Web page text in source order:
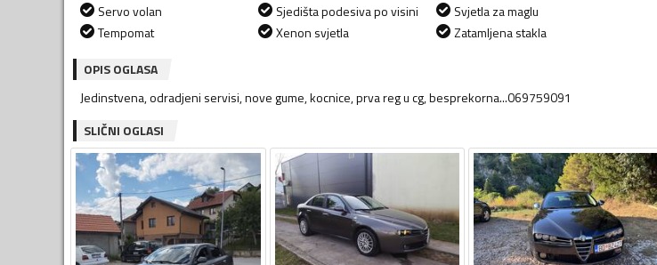
Servo volan
Tempomat
Sjedišta podesiva po visini
Xenon svjetla
Svjetla za maglu
Zatamljena stakla
OPIS OGLASA
Jedinstvena, odradjeni servisi, nove gume, kocnice, prva reg u cg, besprekorna...069759091
SLIČNI OGLASI